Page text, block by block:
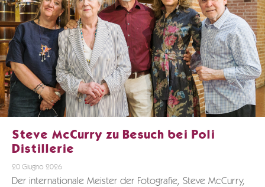
Steve McCurry zu Besuch bei Poli
Distillerie
20 Giugno 2026
Der internationale Meister der Fotografie, Steve McCurry,